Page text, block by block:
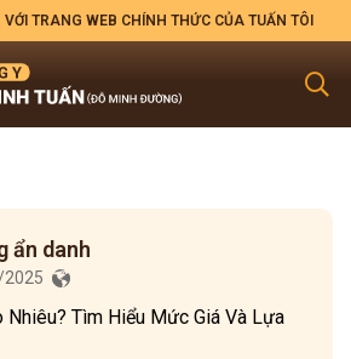
TRANG WEB CHÍNH THỨC CỦA TUẤN TÔI
ẩn danh
2025
Nhiêu? Tìm Hiểu Mức Giá Và Lựa